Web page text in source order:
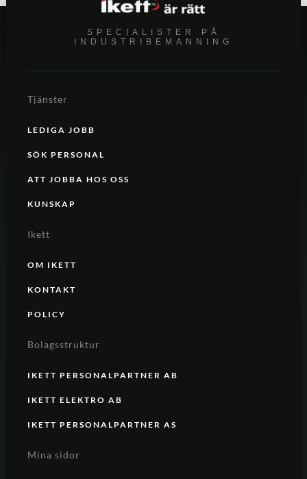
SPECIALISTER PÅ
INDUSTRIBEMANNING
Tjänster
LEDIGA JOBB
SÖK PERSONAL
ATT JOBBA HOS OSS
KUNSKAP
Ikett
OM IKETT
KONTAKT
POLICY
Bolagsstruktur
IKETT PERSONALPARTNER AB
IKETT ELEKTRO AB
IKETT PERSONALPARTNER AS
Mina sidor